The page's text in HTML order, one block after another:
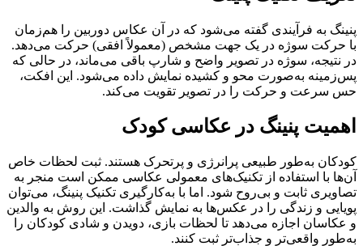
پنینگ به فرآیندی گفته می‌شود که در آن عکاس دوربین را هم‌زمان
با حرکت سوژه در یک جهت مشخص (معمولاً افقی) حرکت می‌دهد.
در نتیجه، سوژه در تصویر واضح و شارپ باقی می‌ماند، در حالی که
پس‌زمینه به‌صورت محو و کشیده نمایش داده می‌شود. این افکت،
حس سرعت و حرکت را در تصویر تقویت می‌کند.
اهمیت پنینگ در عکاسی کودک
کودکان به‌طور طبیعی پرانرژی و پرتحرک هستند. ثبت لحظات خاص
آن‌ها با استفاده از تکنیک‌های معمولی عکاسی ممکن است منجر به
تصاویری ثابت و بی‌روح شود. اما با به‌کارگیری تکنیک پنینگ، می‌توان
پویایی و زندگی را در عکس‌ها به نمایش گذاشت. این روش به والدین
و عکاسان اجازه می‌دهد تا لحظات بازی، دویدن و شادی کودکان را
به‌طور واقعی‌تر و جذاب‌تر ثبت کنند.